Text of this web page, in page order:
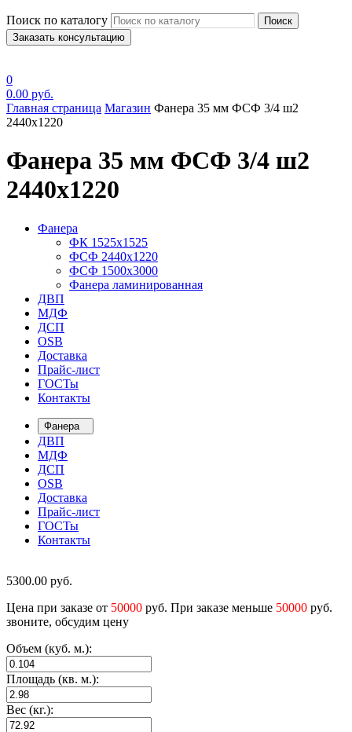
Поиск по каталогу
Поиск
Заказать консультацию
0
0.00 руб.
Главная страница Магазин Фанера 35 мм ФСФ 3/4 ш2
2440х1220
Фанера 35 мм ФСФ 3/4 ш2
2440х1220
Фанера
ФК 1525х1525
ФСФ 2440х1220
ФСФ 1500х3000
Фанера ламинированная
ДВП
МДФ
ДСП
OSB
Доставка
Прайс-лист
ГОСТы
Контакты
Фанера
ДВП
МДФ
ДСП
OSB
Доставка
Прайс-лист
ГОСТы
Контакты
5300.00 руб.
Цена при заказе от 50000 руб. При заказе меньше 50000 руб.
звоните, обсудим цену
Объем (куб. м.):
Площадь (кв. м.):
Вес (кг.):